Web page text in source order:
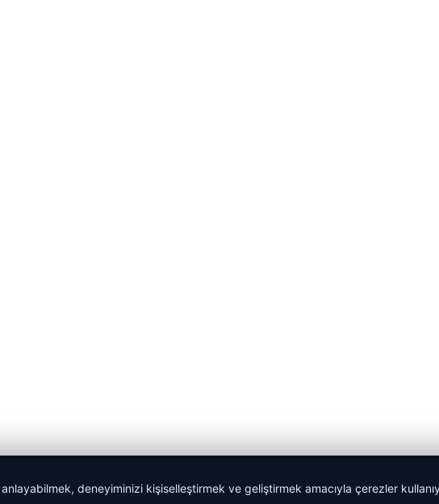
anlayabilmek, deneyiminizi kişiselleştirmek ve geliştirmek amacıyla çerezler